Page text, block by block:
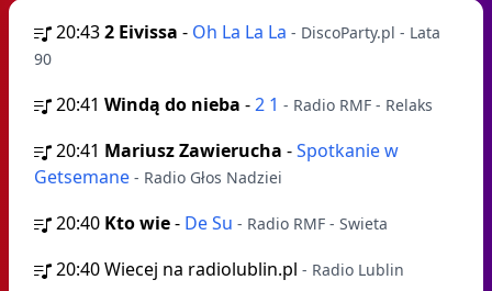
20:432 Eivissa - Oh La La La - DiscoParty.pl - Lata
90
20:41 Windą do nieba -2 1 - Radio RMF - Relaks
20:41 Mariusz Zawierucha -Spotkanie w
Getsemane - Radio Głos Nadziei
20:40 Kto wie- De Su - Radio RMF - Swieta
20:40Wiecej na radiolublin.pl - Radio Lublin